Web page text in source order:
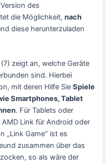
des
die Möglichkeit,nach
diese herunterzuladen
zeigt an, welche Geräte
sind. Hierbei
mit deren Hilfe SieSpiele
Smartphones, Tablet
. Für Tablets oder
Link für Android oder
„Link Game“ ist es
zusammen über das
so als wäre der